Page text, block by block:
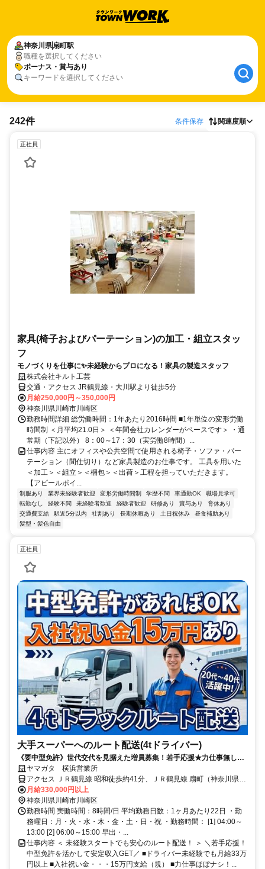
神奈川県扇町駅
職種を選択してください
ボーナス・賞与あり
キーワードを選択してください
242件 条件保存 関連度順
正社員
家具(椅子およびパーテーション)の加工・組立スタッ
フ
モノづくりを仕事に✨未経験からプロになる！家具の製造スタッフ
株式会社キルト工芸
交通・アクセス JR鶴見線・大川駅より徒歩5分
月給250,000円～350,000円
神奈川県川崎市川崎区
勤務時間詳細 総労働時間：1年あたり2016時間 ■1年単位の変形労働
時間制 ＜月平均21.0日＞ ＜年間会社カレンダーがベースです＞ ・通
常期（下記以外） 8：00～17：30（実労働8時間）...
仕事内容 主にオフィスや公共空間で使用される椅子・ソファ・パー
テーション（間仕切り）など家具製造のお仕事です。 工具を用いた
＜加工＞＜組立＞＜梱包＞＜出荷＞工程を担っていただきます。
【アピールポイ...
制服あり 業界未経験者歓迎 変形労働時間制 学歴不問 車通勤OK
職場見学可
転勤なし
経験不問 未経験者歓迎 経験者歓迎 研修あり 賞与あり
育休あり
交通費支給
駅近5分以内 社割あり 長期休暇あり 土日祝休み
昼食補助あり
髪型・髪色自由
正社員
大手スーパーへのルート配送(4tドライバー)
《要中型免許》世代交代を見据えた増員募集！若手応援★力仕事無し！
固定ルートなので道を覚えてしまえば無理なくこなせます◎大手スーパ
ー専属なので腰を据えて長く働けます！
ヤマガタ 横浜営業所
アクセス ＪＲ鶴見線 昭和徒歩約41分、ＪＲ鶴見線 扇町（神奈川県）
徒歩約49分 車通勤OK
月給330,000円以上
神奈川県川崎市川崎区
勤務時間 実働時間：8時間/日 平均勤務日数：1ヶ月あたり22日 ・勤
務曜日：月・火・水・木・金・土・日・祝 ・勤務時間： [1] 04:00～
13:00 [2] 06:00～15:00 早出・...
仕事内容 ＜ 未経験スタートでも安心のルート配送！ ＞ ＼若手応援！
中型免許を活かして安定収入GET／ ■ドライバー未経験でも月給33万
円以上 ■入社祝い金・・・15万円支給（規） ■力仕事ほぼナシ！...